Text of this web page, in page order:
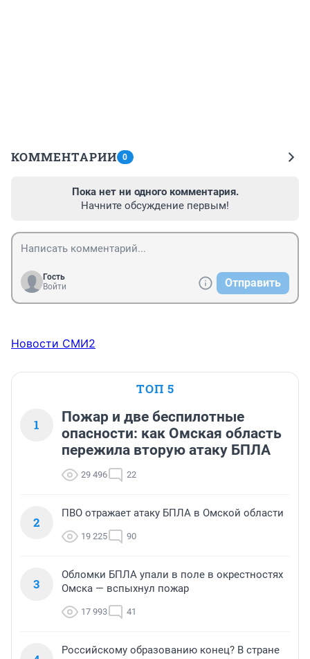
КОММЕНТАРИИ 0
Пока нет ни одного комментария.
Начните обсуждение первым!
Гость
Войти
Отправить
Новости СМИ2
ТОП 5
1
Пожар и две беспилотные
опасности: как Омская область
пережила вторую атаку БПЛА
29 496 22
2
ПВО отражает атаку БПЛА в Омской области
19 225 90
3
Обломки БПЛА упали в поле в окрестностях
Омска — вспыхнул пожар
17 993 41
Российскому образованию конец? В стране